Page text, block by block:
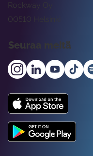
Rockway Oy
00510 Helsinki
Seuraa meitä